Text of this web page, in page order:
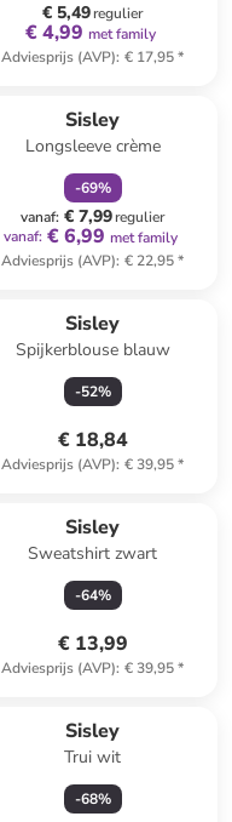
€ 5,49regulier
€ 4,99 met family
Adviesprijs (AVP): € 17,95*
Sisley
Longsleeve crème
-69%
vanaf: € 7,99regulier
vanaf: € 6,99 met family
Adviesprijs (AVP): € 22,95*
Sisley
Spijkerblouse blauw
-52%
€ 18,84
Adviesprijs (AVP): € 39,95*
Sisley
Sweatshirt zwart
-64%
€ 13,99
Adviesprijs (AVP): € 39,95*
Sisley
Trui wit
-68%